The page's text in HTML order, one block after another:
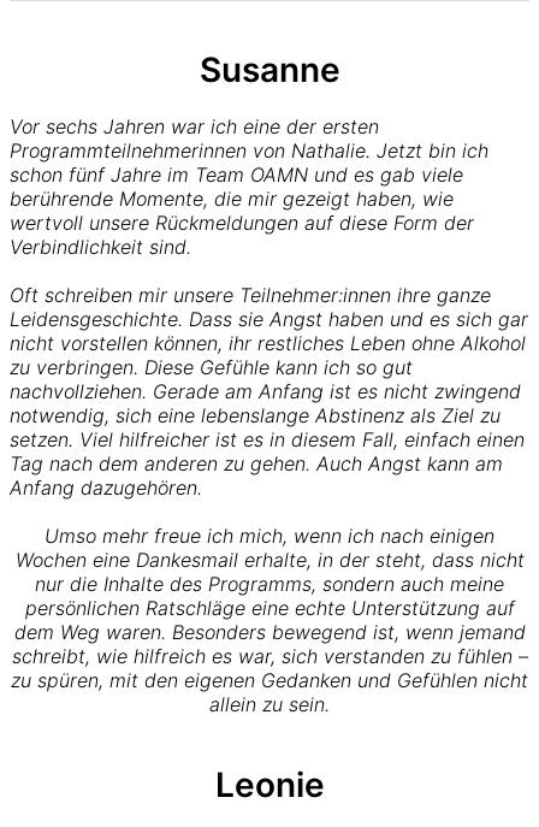
Susanne
Vor sechs Jahren war ich eine der ersten
Programmteilnehmerinnen von Nathalie. Jetzt bin ich
schon fünf Jahre im Team OAMN und es gab viele
berührende Momente, die mir gezeigt haben, wie
wertvoll unsere Rückmeldungen auf diese Form der
Verbindlichkeit sind.
Oft schreiben mir unsere Teilnehmer:innen ihre ganze
Leidensgeschichte. Dass sie Angst haben und es sich gar
nicht vorstellen können, ihr restliches Leben ohne Alkohol
zu verbringen. Diese Gefühle kann ich so gut
nachvollziehen. Gerade am Anfang ist es nicht zwingend
notwendig, sich eine lebenslange Abstinenz als Ziel zu
setzen. Viel hilfreicher ist es in diesem Fall, einfach einen
Tag nach dem anderen zu gehen. Auch Angst kann am
Anfang dazugehören.
Umso mehr freue ich mich, wenn ich nach einigen
Wochen eine Dankesmail erhalte, in der steht, dass nicht
nur die Inhalte des Programms, sondern auch meine
persönlichen Ratschläge eine echte Unterstützung auf
dem Weg waren. Besonders bewegend ist, wenn jemand
schreibt, wie hilfreich es war, sich verstanden zu fühlen –
zu spüren, mit den eigenen Gedanken und Gefühlen nicht
allein zu sein.
Leonie